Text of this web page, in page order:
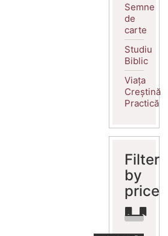
Semne
de
carte
Studiu
Biblic
Viața
Creștină
Practică
Filter
by
price